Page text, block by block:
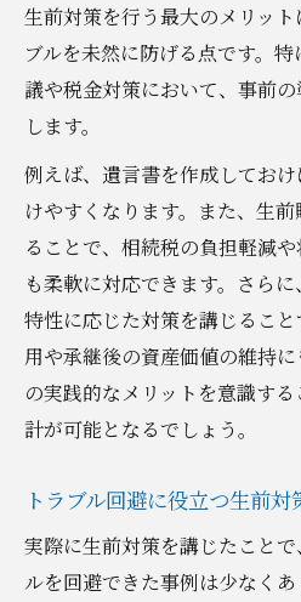
生前対策を行う最大のメリッ
ブルを未然に防げる点です。
議や税金対策において、事前
します。
例えば、遺言書を作成してお
けやすくなります。また、生
ることで、相続税の負担軽減
も柔軟に対応できます。さら
特性に応じた対策を講じるこ
用や承継後の資産価値の維持
の実践的なメリットを意識す
計が可能となるでしょう。
トラブル回避に役立つ生前対
実際に生前対策を講じたこと
ルを回避できた事例は少なく